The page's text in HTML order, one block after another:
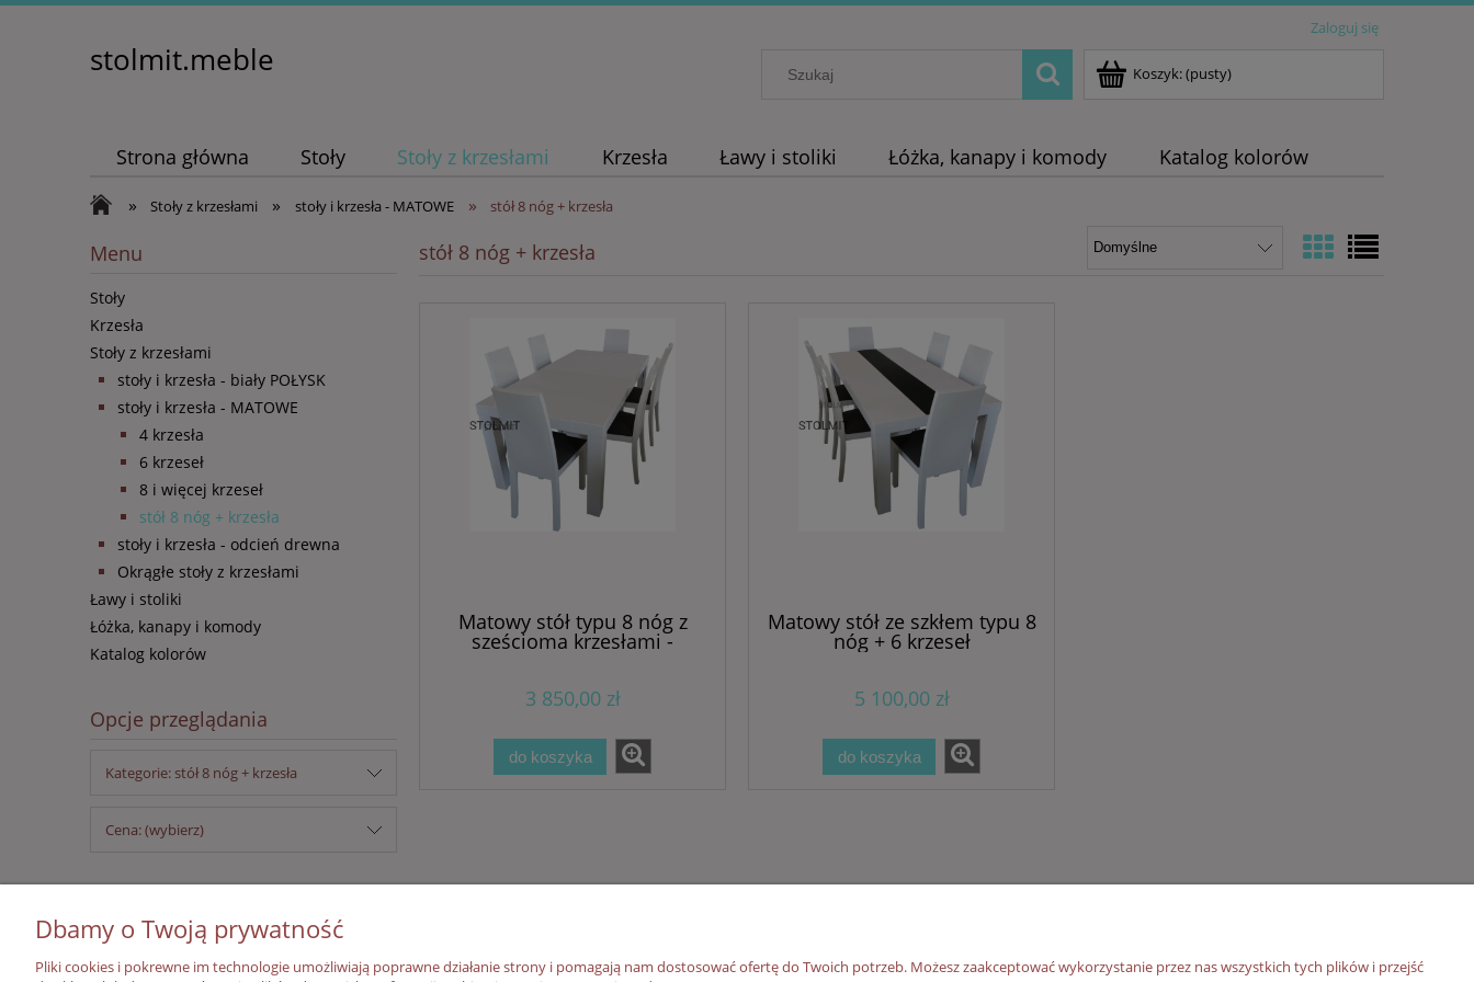
Zaloguj się
stolmit.meble Koszyk:(pusty)
Strona główna Stoły Stoły z krzesłami Krzesła Ławy i stoliki Łóżka, kanapy i komody Katalog kolorów
» Stoły z krzesłami » stoły i krzesła - MATOWE » stół 8 nóg + krzesła
Menu
Stoły
Krzesła
Stoły z krzesłami
stoły i krzesła - biały POŁYSK
stoły i krzesła - MATOWE
4 krzesła
6 krzeseł
8 i więcej krzeseł
stół 8 nóg + krzesła
stoły i krzesła - odcień drewna
Okrągłe stoły z krzesłami
Ławy i stoliki
Łóżka, kanapy i komody
Katalog kolorów
Opcje przeglądania
Kategorie: stół 8 nóg + krzesła
Cena: (wybierz)
stół 8 nóg + krzesła
Matowy stół typu 8 nóg z
sześcioma krzesłami -
3 850,00 zł
do koszyka
Matowy stół ze szkłem typu 8
nóg + 6 krzeseł
5 100,00 zł
do koszyka
Pomoc Moje konto Dostawa i sposób zapłaty Informacje O nas
Dbamy o Twoją prywatność
Pliki cookies i pokrewne im technologie umożliwiają poprawne działanie strony i pomagają nam dostosować ofertę do Twoich potrzeb. Możesz zaakceptować wykorzystanie przez nas wszystkich tych plików i przejść